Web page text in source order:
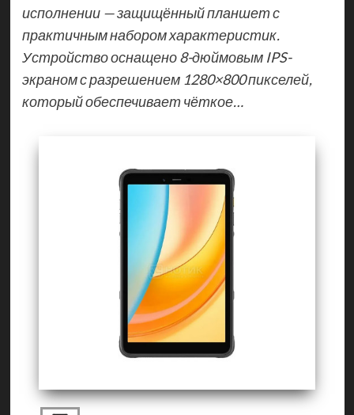
исполнении — защищённый планшет с
практичным набором характеристик.
Устройство оснащено 8-дюймовым IPS-
экраном с разрешением 1280×800 пикселей,
который обеспечивает чёткое…